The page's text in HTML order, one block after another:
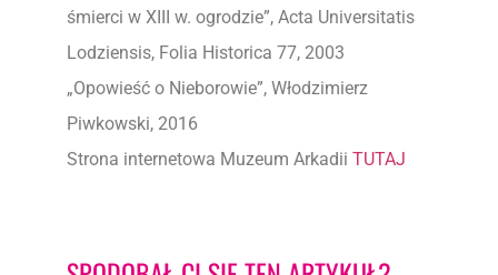
śmierci w XIII w. ogrodzie”, Acta Universitatis
Lodziensis, Folia Historica 77, 2003
„Opowieść o Nieborowie”, Włodzimierz
Piwkowski, 2016
Strona internetowa Muzeum Arkadii TUTAJ